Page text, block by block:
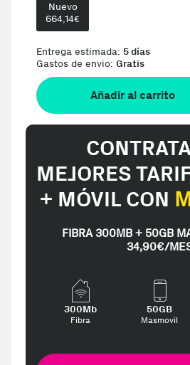
Nuevo
664,14€
Entrega estimada: 5 días
Gastos de envio: Gratis
Añadir al carrito
MEJORES
+ MÓVIL CON
FIBRA 300MB + 50GB
34,90€/
300Mb
Fibra
50GB
Masmovil